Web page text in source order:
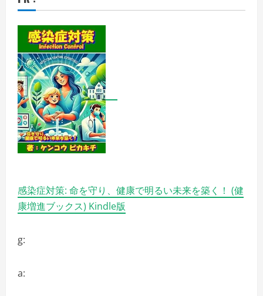
感染症対策: 命を守り、健康で明るい未来を築く！ (健
康増進ブックス) Kindle版
g:
a: